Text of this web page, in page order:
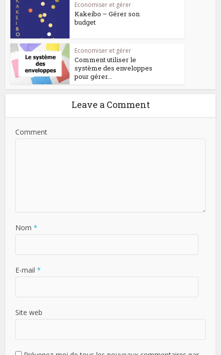
Economiser et gérer
Kakeibo – Gérer son
budget
Economiser et gérer
Comment utiliser le
système des enveloppes
pour gérer...
Leave a Comment
Comment
Nom*
E-mail*
Site web